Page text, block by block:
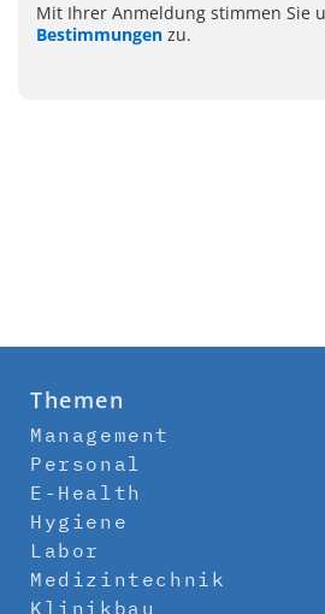
Mit Ihrer Anmeldung stimmen Sie
Bestimmungen zu.
Themen
Management
Personal
E-Health
Hygiene
Labor
Medizintechnik
Klinikbau